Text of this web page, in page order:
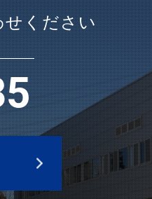
せください